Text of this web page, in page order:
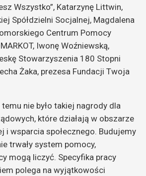
Wszystko”, Katarzynę Littwin,
Spółdzielni Socjalnej, Magdalena
Centrum Pomocy
Iwonę Woźniewską,
Stowarzyszenia 180 Stopni
Żaka, prezesa Fundacji Twoja
nie było takiej nagrody dla
które działają w obszarze
i wsparcia społecznego. Budujemy
trwały system pomocy,
mogą liczyć. Specyfika pracy
polega na wyjątkowości